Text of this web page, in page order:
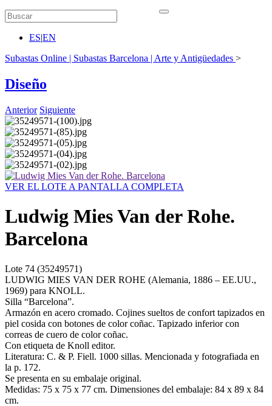
ES|EN
Subastas Online | Subastas Barcelona | Arte y Antigüedades >
Diseño
Anterior Siguiente
VER EL LOTE A PANTALLA COMPLETA
Ludwig Mies Van der Rohe.
Barcelona
Lote 74 (35249571)
LUDWIG MIES VAN DER ROHE (Alemania, 1886 – EE.UU.,
1969) para KNOLL.
Silla “Barcelona”.
Armazón en acero cromado. Cojines sueltos de confort tapizados en
piel cosida con botones de color coñac. Tapizado inferior con
correas de cuero de color coñac.
Con etiqueta de Knoll editor.
Literatura: C. & P. Fiell. 1000 sillas. Mencionada y fotografiada en
la p. 172.
Se presenta en su embalaje original.
Medidas: 75 x 75 x 77 cm. Dimensiones del embalaje: 84 x 89 x 84
cm.